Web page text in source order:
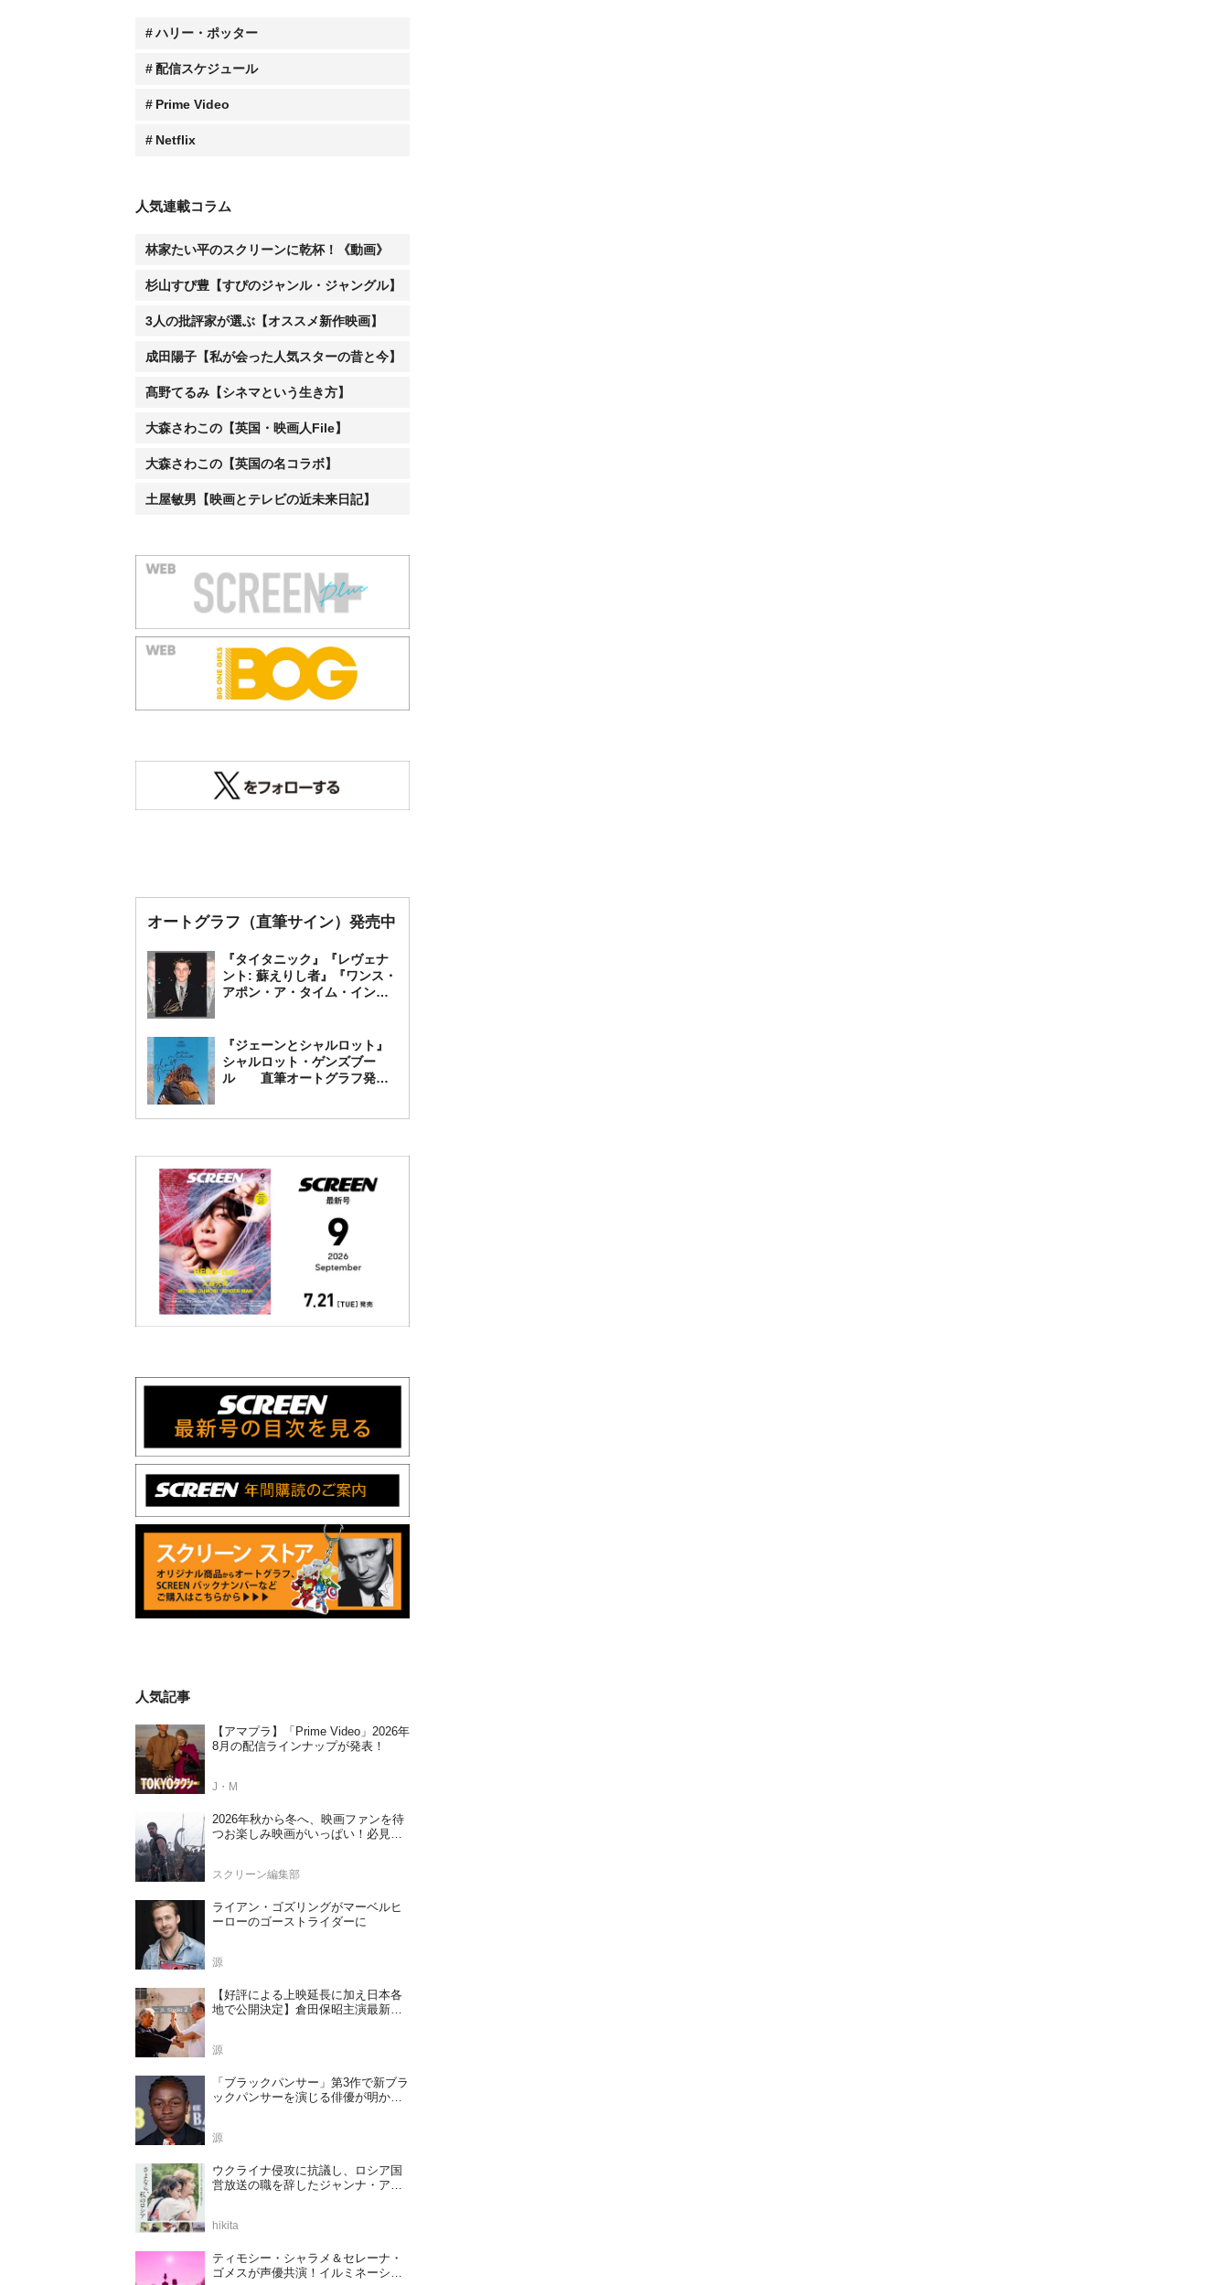
ハリー・ポッター
配信スケジュール
Prime Video
Netflix
人気連載コラム
林家たい平のスクリーンに乾杯！《動画》
杉山すぴ豊【すぴのジャンル・ジャングル】
3人の批評家が選ぶ【オススメ新作映画】
成田陽子【私が会った人気スターの昔と今】
髙野てるみ【シネマという生き方】
大森さわこの【英国・映画人File】
大森さわこの【英国の名コラボ】
土屋敏男【映画とテレビの近未来日記】
オートグラフ（直筆サイン）発売中
『タイタニック』『レヴェナ
ント: 蘇えりし者』『ワンス・
アポン・ア・タイム・イン・
フ発売中
『ジェーンとシャルロット』
シャルロット・ゲンズブー
ル 直筆オートグラフ発売
人気記事
【アマプラ】「Prime Video」2026年
8月の配信ラインナップが発表！
J・M
2026年秋から冬へ、映画ファンを待
つお楽しみ映画がいっぱい！必見の
スクリーン編集部
ライアン・ゴズリングがマーベルヒ
ーローのゴーストライダーに
源
【好評による上映延長に加え日本各
地で公開決定】倉田保昭主演最新作
源
「ブラックパンサー」第3作で新ブラ
ックパンサーを演じる俳優が明かさ
源
ウクライナ侵攻に抗議し、ロシア国
営放送の職を辞したジャンナ・アガ
決定
hikita
ティモシー・シャラメ＆セレーナ・
ゴメスが声優共演！イルミネーショ